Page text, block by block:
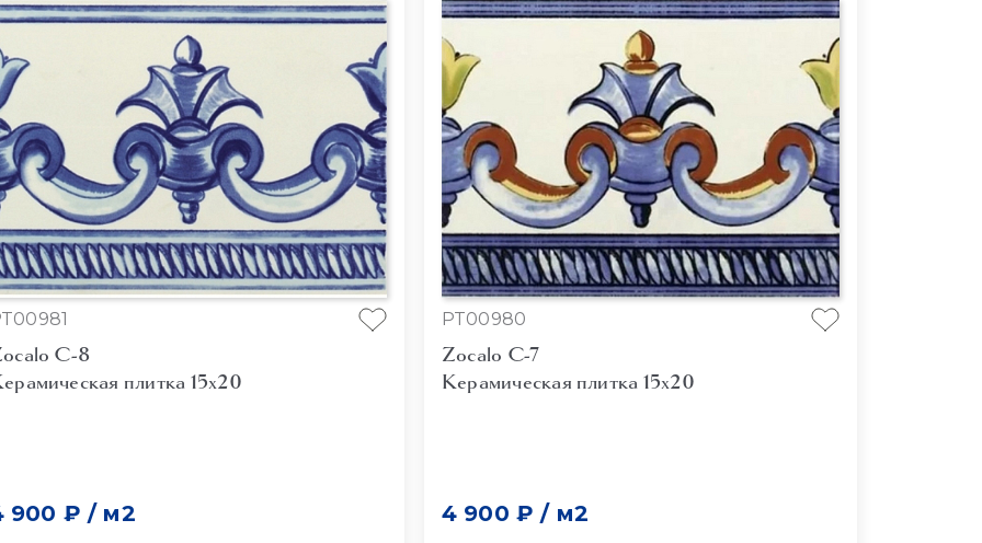
C-8
плитка 15x20
900 ₽ / м2
PT00980
Zocalo C-7
Керамическая плитка 15x20
4 900 ₽ / м2